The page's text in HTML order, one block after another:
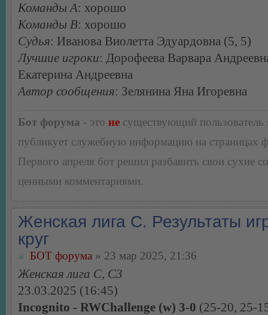
Команды А: хорошо
Команды В: хорошо
Судья: Иванова Виолетта Эдуардовна (5, 5)
Лучшие игроки: Дорофеева Варвара
Екатерина Андреевна
Автор сообщения: Зелянина Яна Игоревна
Бот форума - это не существующий пользователь
публикует служебную информацию на страницах
Первого апреля бот решил разбавить свои сухие
ценными комментариями.
Женская лига С. Результаты
круг
БОТ форума » 23 мар 2025, 21:36
Женская лига С, С3
23.03.2025 (16:45)
Incognito - RWChallenge (w) 3-0 (25-20, 25-